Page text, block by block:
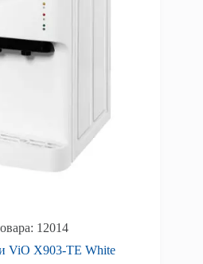
12014
ViO X903-TE White